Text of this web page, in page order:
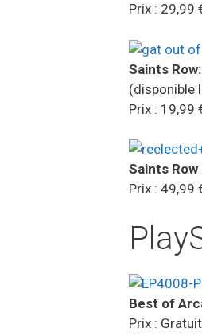
Prix : 29,99
Saints
(disponible
Prix : 19,99
Saints
Prix : 49,99
Best of
Prix : Gratuit